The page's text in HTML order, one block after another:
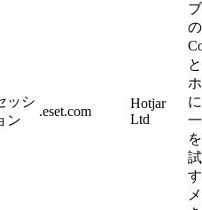
ッシ
ン
.eset.com
Hotjar
Ltd